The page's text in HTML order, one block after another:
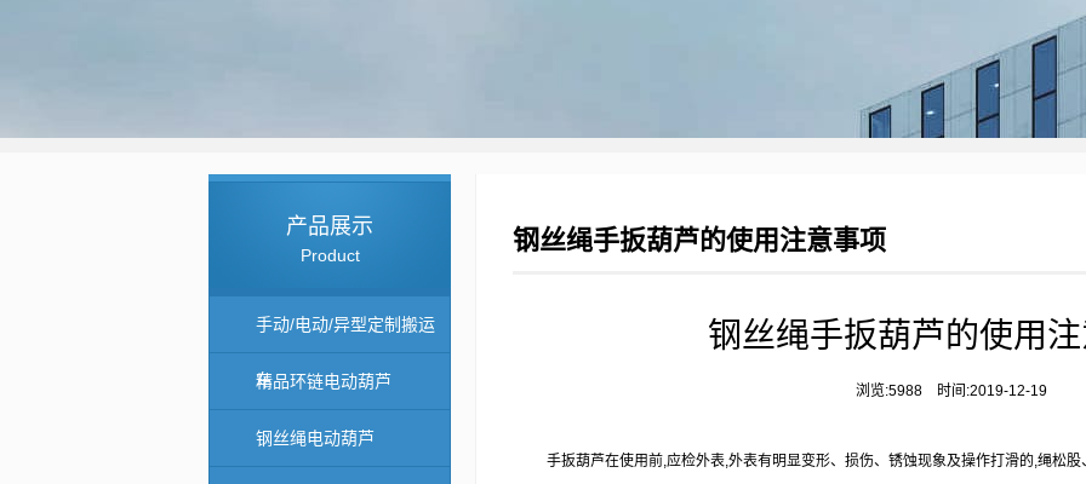
产品展示
Product
手动/电动/异型定制搬运
车
精品环链电动葫芦
钢丝绳电动葫芦
钢丝绳手扳葫芦的使用注意事项
钢丝绳手扳葫芦的使用
浏览:5988 时间:2019-12-19
手扳葫芦在使用前,应检外表,外表有明显变形、损伤、锈蚀现象及操作打滑的,绳松股